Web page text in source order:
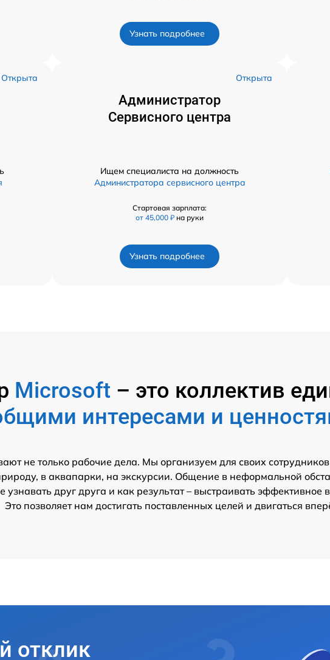
Узнать подробнее
Открыта Открыта
Администратор
Сервисного центра
Ищем специалиста на должность
Администратора сервисного центра
Стартовая зарплата:
от 45,000 ₽ на руки
Узнать подробнее
Microsoft – это коллектив
интересами и
не только рабочие дела. Мы организуем для своих
в аквапарки, на экскурсии. Общение в неформальной
друг друга и как результат – выстраивать эффективное
Это позволяет нам достигать поставленных целей и двигаться
отклик